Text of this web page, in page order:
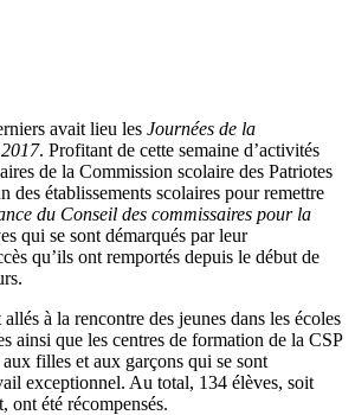
avait lieu les Journées de la
. Profitant de cette semaine d’activités
de la Commission scolaire des Patriotes
des établissements scolaires pour remettre
du Conseil des commissaires pour la
qui se sont démarqués par leur
qu’ils ont remportés depuis le début de
à la rencontre des jeunes dans les écoles
ainsi que les centres de formation de la CSP
filles et aux garçons qui se sont
exceptionnel. Au total, 134 élèves, soit
ont été récompensés.